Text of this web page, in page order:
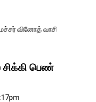
வருகிறார். �.
பெண்